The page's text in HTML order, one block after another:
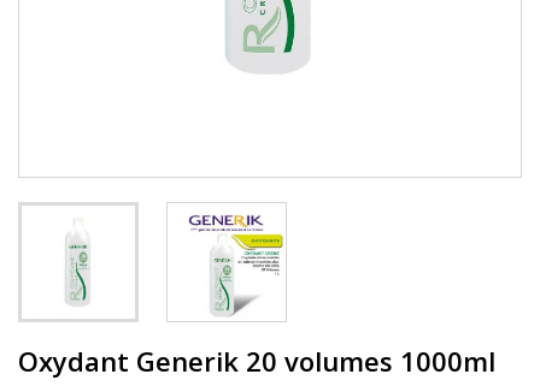
Oxydant Generik 20 volumes 1000ml